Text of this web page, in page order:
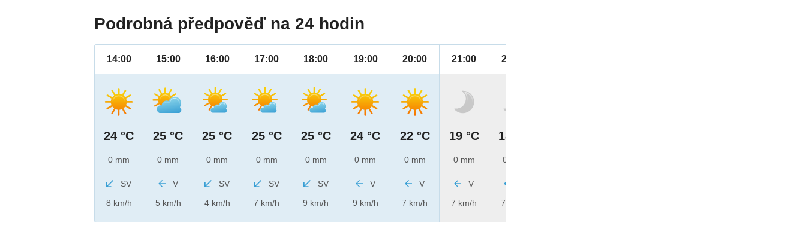
Podrobná předpověď na 24 hodin
14:00
24 °C
0 mm
SV
8 km/h
15:00
25 °C
0 mm
V
5 km/h
16:00
25 °C
0 mm
SV
4 km/h
17:00
25 °C
0 mm
SV
7 km/h
18:00
25 °C
0 mm
SV
9 km/h
19:00
24 °C
0 mm
V
9 km/h
20:00
22 °C
0 mm
V
7 km/h
21:00
19 °C
0 mm
V
7 km/h
22:00
18 °C
0 mm
7 km/h